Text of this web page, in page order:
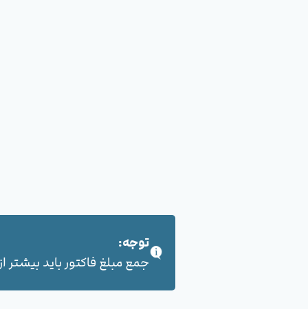
توجه:
جمع مبلغ فاکتور باید بیشتر از 100,000 هزار تومان